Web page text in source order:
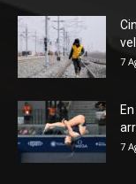
7
7